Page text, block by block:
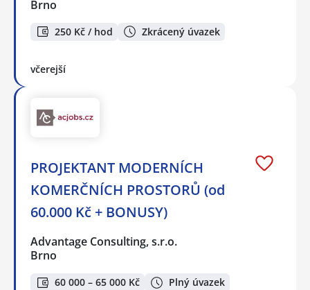
Brno
250 Kč / hod Zkrácený úvazek
včerejší
PROJEKTANT MODERNÍCH
KOMERČNÍCH PROSTORŮ (od
60.000 Kč + BONUSY)
Advantage Consulting, s.r.o.
Brno
60 000 – 65 000 Kč Plný úvazek